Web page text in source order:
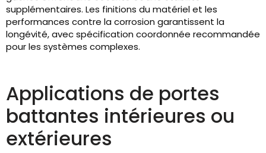
supplémentaires. Les finitions du matériel et les
performances contre la corrosion garantissent la
longévité, avec spécification coordonnée recommandée
pour les systèmes complexes.
Applications de portes
battantes intérieures ou
extérieures